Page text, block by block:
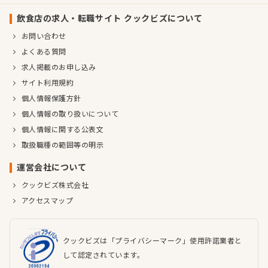
飲食店の求人・転職サイト クックビズについて
お問い合わせ
よくある質問
求人掲載のお申し込み
サイト利用規約
個人情報保護方針
個人情報の取り扱いについて
個人情報に関する公表文
取扱職種の範囲等の明示
運営会社について
クックビズ株式会社
アクセスマップ
クックビズは「プライバシーマーク」使用許諾業者と
して認定されています。